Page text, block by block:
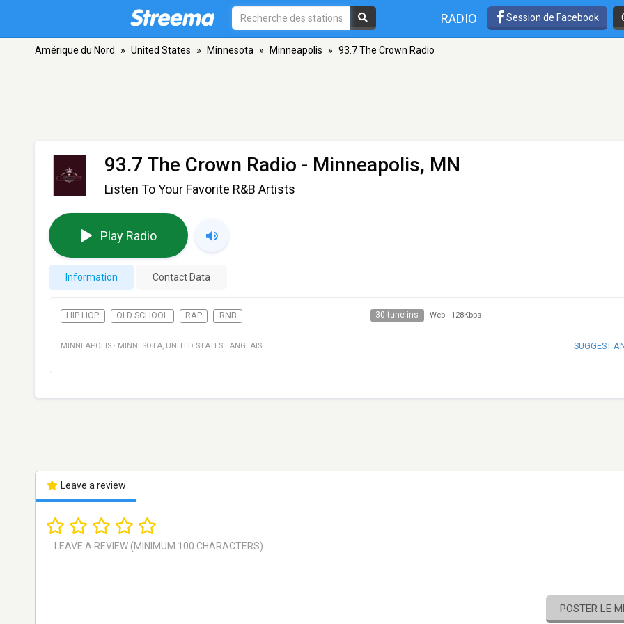
RADIO Session de Facebook
Amérique du Nord » United States » Minnesota » Minneapolis » 93.7 The Crown Radio
93.7 The Crown Radio - Minneapolis, MN
Listen To Your Favorite R&B Artists
Play Radio
Information Contact Data
HIP HOP OLD SCHOOL RAP RNB 30 tune ins Web - 128Kbps
MINNEAPOLIS · MINNESOTA, UNITED STATES · ANGLAIS SUGGEST
Leave a review
POSTER LE